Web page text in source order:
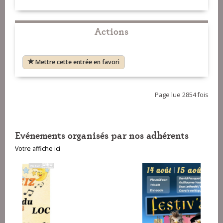
Actions
Mettre cette entrée en favori
Page lue 2854 fois
Evénements organisés par nos adhérents
Votre affiche ici